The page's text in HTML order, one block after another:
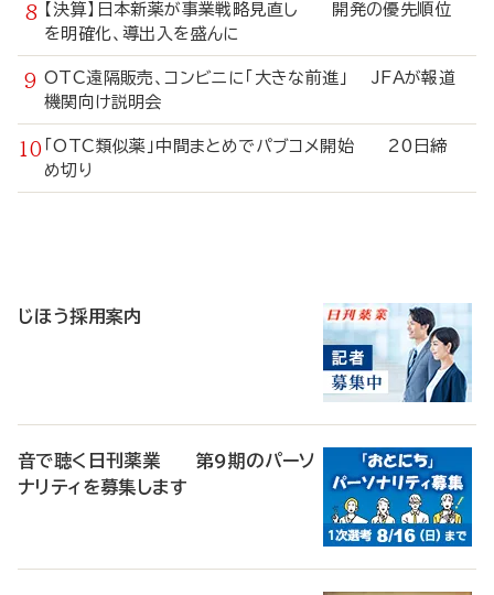
【決算】日本新薬が事業戦略見直し 開発の優先順位
を明確化、導出入を盛んに
OTC遠隔販売、コンビニに「大きな前進」 JFAが報道
機関向け説明会
「OTC類似薬」中間まとめでパブコメ開始 20日締
め切り
じほう採用案内
音で聴く日刊薬業 第9期のパーソ
ナリティを募集します